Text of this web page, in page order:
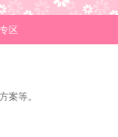
区
案等。